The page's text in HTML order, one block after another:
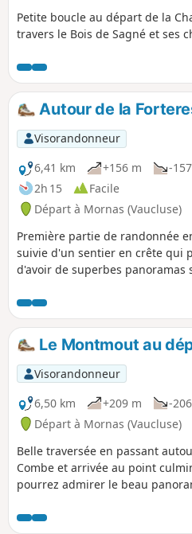
Petite boucle au départ de la
travers le Bois de Sagné et ses
Autour de la
Visorandonneur
6,41 km
+156 m
-
2h 15
Facile
Départ à Mornas (Vaucluse)
Première partie de randonnée
suivie d'un sentier en crête qui
d'avoir de superbes panoramas
dessus de la forteresse.
Le Montmout au
Visorandonneur
6,50 km
+209 m -
Départ à Mornas (Vaucluse)
Belle traversée en passant
Combe et arrivée au point
pourrez admirer le beau